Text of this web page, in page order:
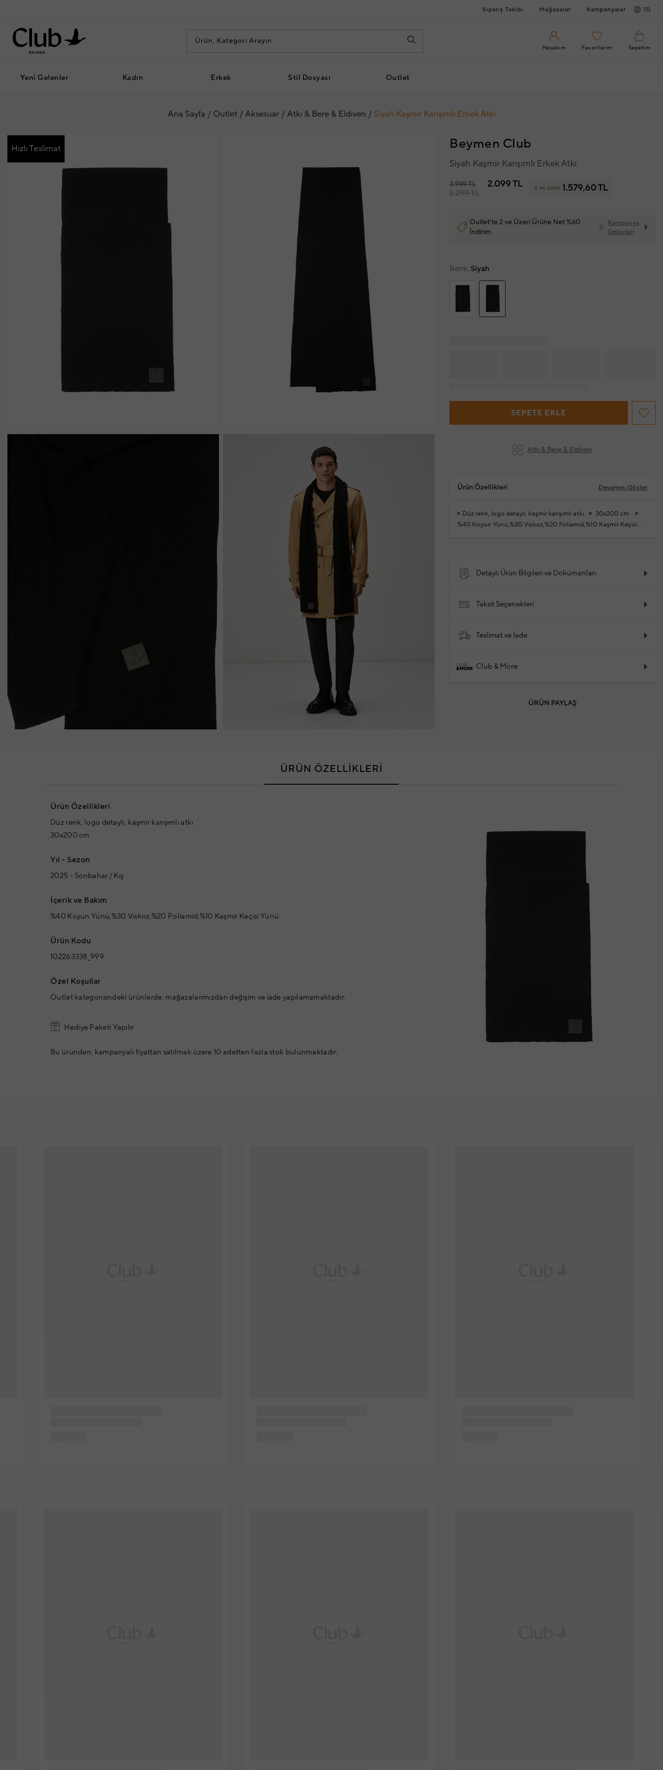
Sipariş Takibi Mağazalar Kampanyalar TR
Hesabım Favorilerim Sepetim
Yeni Gelenler Kadın Erkek Stil Dosyası Outlet
Ana Sayfa Outlet Aksesuar Atkı & Bere & Eldiven Siyah Kaşmir Karışımlı Erkek Atkı
Hızlı Teslimat Beymen Club
Siyah Kaşmir Karışımlı Erkek Atkı
3.949 TL
2.299 TL
2.099 TL 2 ve üzeri 1.579,60 TL
Outlet'te 2 ve Üzeri Ürüne Net %60
İndirim
2
Kampanya
Detayları
Renk Siyah
SEPETE EKLE
Atkı & Bere & Eldiven
Ürün Özellikleri Devamını Göster
Düz renk, logo detaylı, kaşmir karışımlı atkı
30x200 cm
%40 Koyun Yünü,%30 Viskoz,%20 Poliamid,%10 Kaşmir Keçisi
Detaylı Ürün Bilgileri ve Dokümanları
Taksit Seçenekleri
Teslimat ve İade
Club & More
ÜRÜN PAYLAŞ
ÜRÜN ÖZELLİKLERİ
Ürün Özellikleri
Düz renk, logo detaylı, kaşmir karışımlı atkı
30x200 cm
Yıl - Sezon
2025 - Sonbahar / Kış
İçerik ve Bakım
%40 Koyun Yünü,%30 Viskoz,%20 Poliamid,%10 Kaşmir Keçisi Yünü
Ürün Kodu
102263338_999
Özel Koşullar
Outlet kategorisindeki ürünlerde, mağazalarımızdan değişim ve iade yapılamamaktadır.
Hediye Paketi Yapılır
Bu üründen, kampanyalı fiyattan satılmak üzere 10 adetten fazla stok bulunmaktadır.